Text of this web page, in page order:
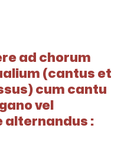
ad chorum
(cantus et
cum cantu
vel
alternandus :